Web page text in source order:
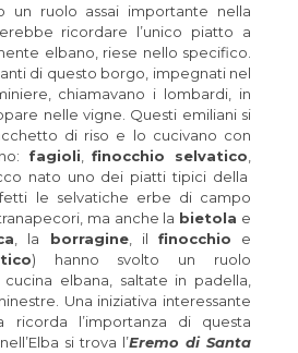
un ruolo assai importante nella
ricordare l’unico piatto a
elbano, riese nello specifico.
di questo borgo, impegnati nel
chiamavano i lombardi, in
nelle vigne. Questi emiliani si
di riso e lo cucivano con
fagioli ,finocchio selvatico
nato uno dei piatti tipici della
le selvatiche erbe di campo
ma anche la bietola e
, la borragine, il finocchio e
) hanno svolto un ruolo
elbana, saltate in padella,
Una iniziativa interessante
ricorda l’importanza di questa
si trova l’Eremo di Santa